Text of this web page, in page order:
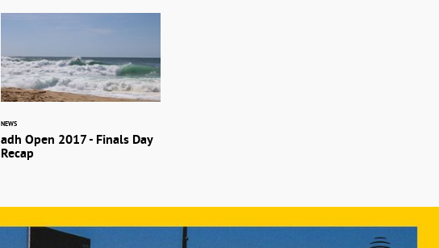
NEWS
adh Open 2017 - Finals Day
Recap